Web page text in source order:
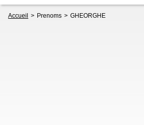
d'Ariane
Accueil Prenoms GHEORGHE